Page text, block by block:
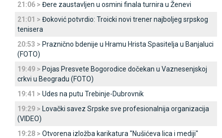
21:06 > Đere zaustavljen u osmini finala turnira u Ženevi
21:01 > Đoković potvrdio: Troicki novi trener najboljeg srpskog
tenisera
20:53 > Praznično bdenije u Hramu Hrista Spasitelja u Banjaluci
(FOTO)
19:49 > Pojas Presvete Bogorodice dočekan u Vaznesenjskoj
crkvi u Beogradu (FOTO)
19:41 > Udes na putu Trebinje-Dubrovnik
19:29 > Lovački savez Srpske sve profesionalnija organizacija
(VIDEO)
19:28 > Otvorena izložba karikatura "Nušićeva lica i mediji"